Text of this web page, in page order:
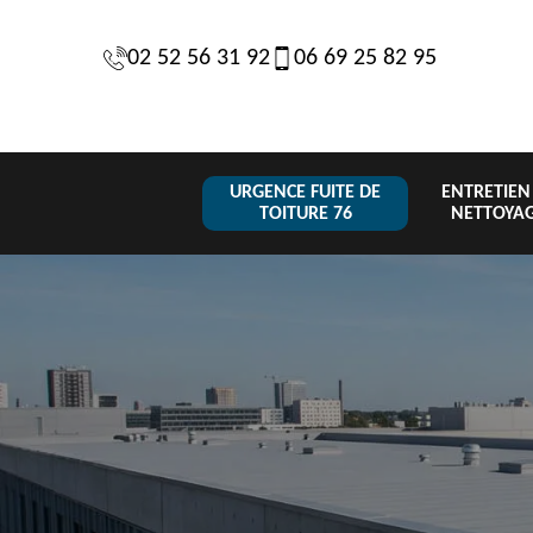
02 52 56 31 92 06 69 25 82 95
URGENCE FUITE DE
TOITURE 76
Réparation de
toiture 76
Urgence fuite
de toiture 76
de
tuile 76